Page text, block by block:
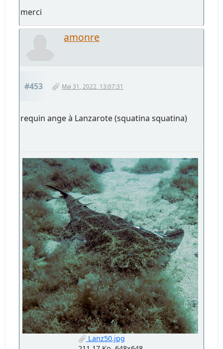
merci
amonre
#453 Mai 31, 2022, 13:07:31
requin ange à Lanzarote (squatina squatina)
Lanz50.jpg